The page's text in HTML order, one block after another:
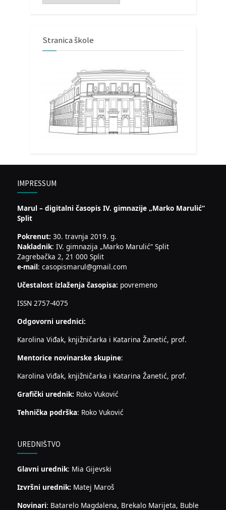
Stranica škole
IMPRESSUM
Marul – digitalni časopis IV. gimnazije „Marko Marulić“
Split
Pokrenut: 30. travnja 2019. g.
Nakladnik: IV. gimnazija „Marko Marulić“ Split
Zagrebačka 2, 21 000 Split
e-mail: casopismarul@gmail.com
Učestalost izlaženja časopisa: povremeno
ISSN 2757-4075
Odgovorni urednici:
Karolina Viđak, knjižničarka i Katarina Žanetić, prof.
Mentorice novinarske skupine:
Karolina Viđak, knjižničarka i Katarina Žanetić, prof.
Grafički urednik: Roko Vuković
Tehnička podrška: Roko Vuković
UREDNIŠTVO
Glavni urednik: Mia Gijevski
Izvršni urednik: Matej Maroš
Novinari: Batarelo Magdalena, Brekalo Marijeta, Buble